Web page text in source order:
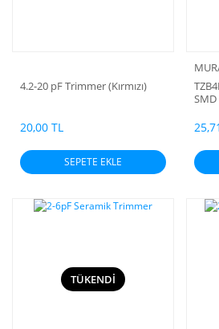
4.2-20 pF Trimmer (Kırmızı)
20,00 TL
SEPETE EKLE
TÜKENDİ